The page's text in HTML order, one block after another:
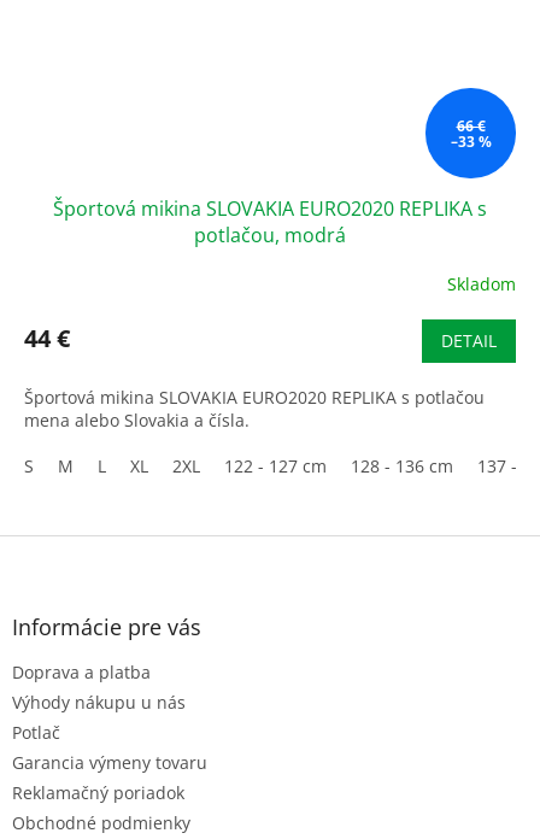
66 €
–33 %
Športová mikina SLOVAKIA EURO2020 REPLIKA s
potlačou, modrá
produktu
z
5
Skladom
44 € DETAIL
Športová mikina SLOVAKIA EURO2020 REPLIKA s potlačou
mena alebo Slovakia a čísla.
S
M L XL 2XL 122 - 127 cm 128 - 136 cm 137 -
Z
Informácie pre vás
Doprava a platba
Výhody nákupu u nás
Potlač
Garancia výmeny tovaru
Reklamačný poriadok
Obchodné podmienky